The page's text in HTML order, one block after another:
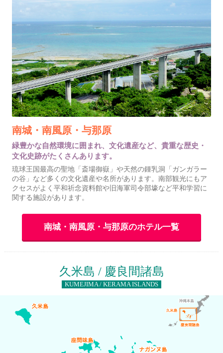
南城・南風原・与那原
緑豊かな自然環境に囲まれ、文化遺産など、貴重な歴史・
文化史跡がたくさんあります。
琉球王国最高の聖地「斎場御嶽」や天然の鍾乳洞「ガンガラー
の谷」など多くの文化遺産や名所があります。南部観光にもア
クセスがよく平和祈念資料館や旧海軍司令部壕など平和学習に
関する施設があります。
南城・南風原・与那原のホテル一覧
久米島 / 慶良間諸島
KUMEJIMA / KERAMA ISLANDS